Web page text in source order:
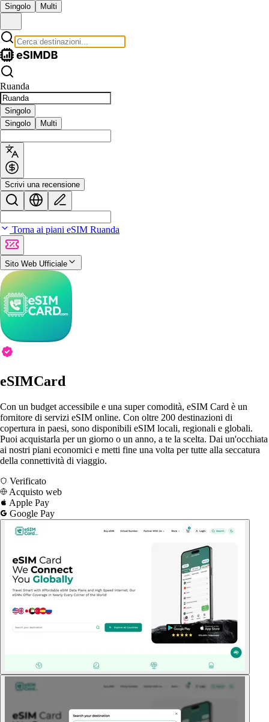
Singolo Multi
Ruanda
Singolo
Singolo
Multi
Scrivi una recensione
Torna ai piani eSIM Ruanda
Sito Web Ufficiale
eSIMCard
Con un budget accessibile e una super comodità, eSIM Card è un
fornitore di servizi eSIM online. Con oltre 200 destinazioni di
copertura in paesi, sono disponibili eSIM locali, regionali e globali.
Puoi acquistarla per un giorno o un anno, a te la scelta. Dai un'occhiata
ai nostri piani economici e metti fine una volta per tutte alla seccatura
della connettività di viaggio.
Verificato
Acquisto web
Apple Pay
Google Pay